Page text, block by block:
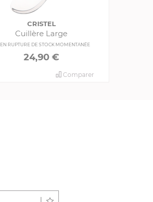
CRISTEL
Cuillère Large
EN RUPTURE DE STOCK MOMENTANÉE
24,90 €
Comparer